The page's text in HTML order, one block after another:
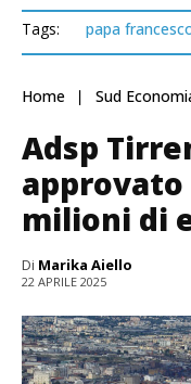
Tags: papa
Home Sud
Adsp
approvato
milioni di
Di Marika Aiello
22 APRILE 2025